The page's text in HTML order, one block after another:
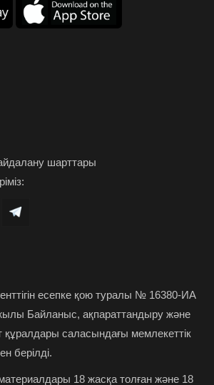
шарттары
есепке қою туралы № 16380-ИА
жылы Байланыс, ақпараттандыру және
құралдары саласындағы мемлекеттік
берілді.
18 жасқа толған және 18